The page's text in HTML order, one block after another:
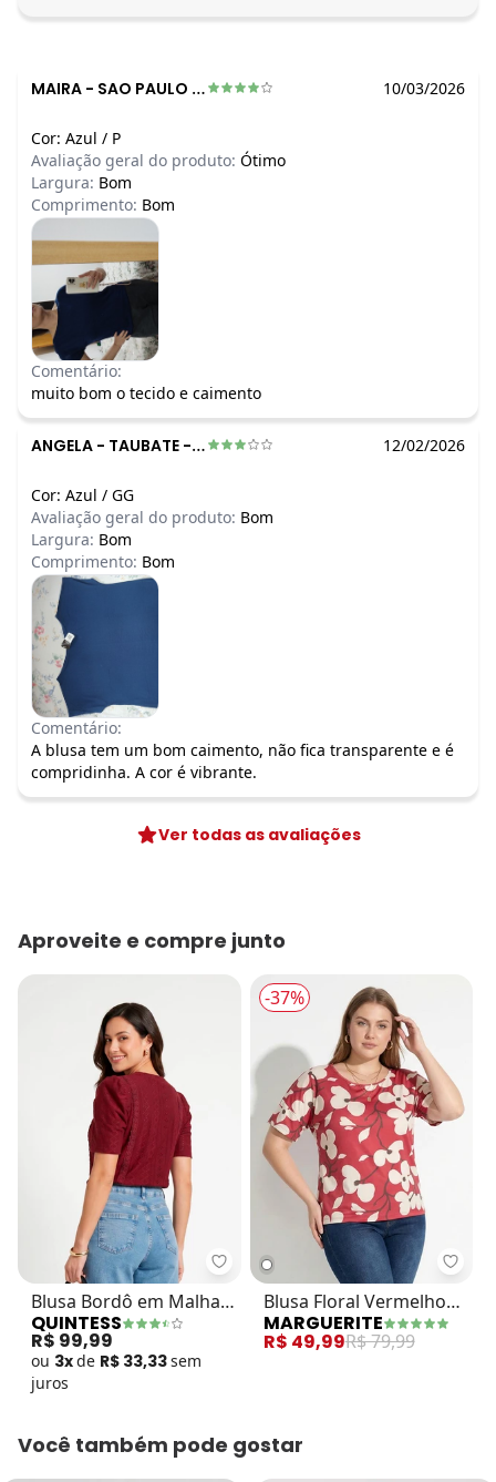
MAIRA - SAO PAULO - SP 10/03/2026
Cor: Azul / P
Avaliação geral do produto: Ótimo
Largura: Bom
Comprimento: Bom
Comentário:
muito bom o tecido e caimento
ANGELA - TAUBATE - SP 12/02/2026
Cor: Azul / GG
Avaliação geral do produto: Bom
Largura: Bom
Comprimento: Bom
Comentário:
A blusa tem um bom caimento, não fica transparente e é
compridinha. A cor é vibrante.
Ver todas as avaliações
Aproveite e compre junto
Quintess - Blusa Bordô em
Blusa Bordô em Malha
Laise
QUINTESS
R$ 99,99
ou 3xde R$ 33,33sem
juros
-37%
Blusa Floral Vermelho
em Malha Fria
MARGUERITE
R$ 49,99R$ 79,99
Você também pode gostar